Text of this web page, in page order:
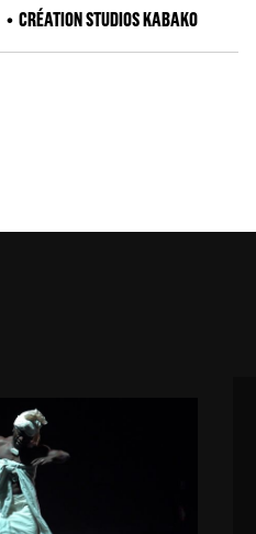
CRÉATION STUDIOS KABAKO